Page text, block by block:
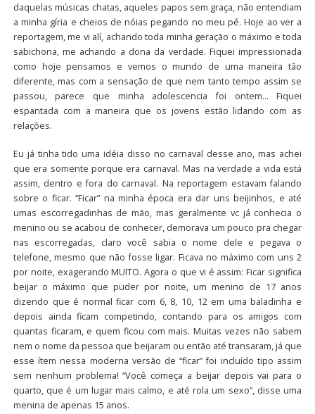
daquelas músicas chatas, aqueles papos sem graça, não entendiam
a minha gíria e cheios de nóias pegando no meu pé. Hoje ao ver a
reportagem, me vi alí, achando toda minha geração o máximo e toda
sabichona, me achando a dona da verdade. Fiquei impressionada
como hoje pensamos e vemos o mundo de uma maneira tão
diferente, mas com a sensação de que nem tanto tempo assim se
passou, parece que minha adolescencia foi ontem… Fiquei
espantada com a maneira que os jovens estão lidando com as
relações.
Eu já tinha tido uma idéia disso no carnaval desse ano, mas achei
que era somente porque era carnaval. Mas na verdade a vida está
assim, dentro e fora do carnaval. Na reportagem estavam falando
sobre o ficar. “Ficar” na minha época era dar uns beijinhos, e até
umas escorregadinhas de mão, mas geralmente vc já conhecia o
menino ou se acabou de conhecer, demorava um pouco pra chegar
nas escorregadas, claro você sabia o nome dele e pegava o
telefone, mesmo que não fosse ligar. Ficava no máximo com uns 2
por noite, exagerando MUITO. Agora o que vi é assim: Ficar significa
beijar o máximo que puder por noite, um menino de 17 anos
dizendo que é normal ficar com 6, 8, 10, 12 em uma baladinha e
depois ainda ficam competindo, contando para os amigos com
quantas ficaram, e quem ficou com mais. Muitas vezes não sabem
nem o nome da pessoa que beijaram ou então até transaram, já que
esse ítem nessa moderna versão de “ficar” foi incluído tipo assim
sem nenhum problema! “Você começa a beijar depois vai para o
quarto, que é um lugar mais calmo, e até rola um sexo”, disse uma
menina de apenas 15 anos.